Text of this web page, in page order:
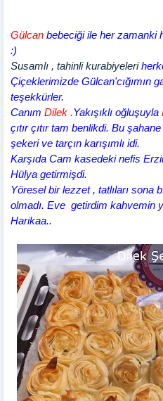
Gülcan bebeciği ile her zamanki
:)
Susamlı , tahinli kurabiyeleri
Çiçeklerimizde Gülcan'cığımın
teşekkürler.
Canım Dilek .Yakışıklı oğluşuyla
çıtır çıtır tam benlikdi. Bu
şekeri ve tarçın karışımlı idi.
Karşıda Cam kasedeki nefis
Hülya getirmişdi.
Yöresel bir lezzet , tatlıları sona
olmadı. Eve getirdim kahvemin
Harikaa..